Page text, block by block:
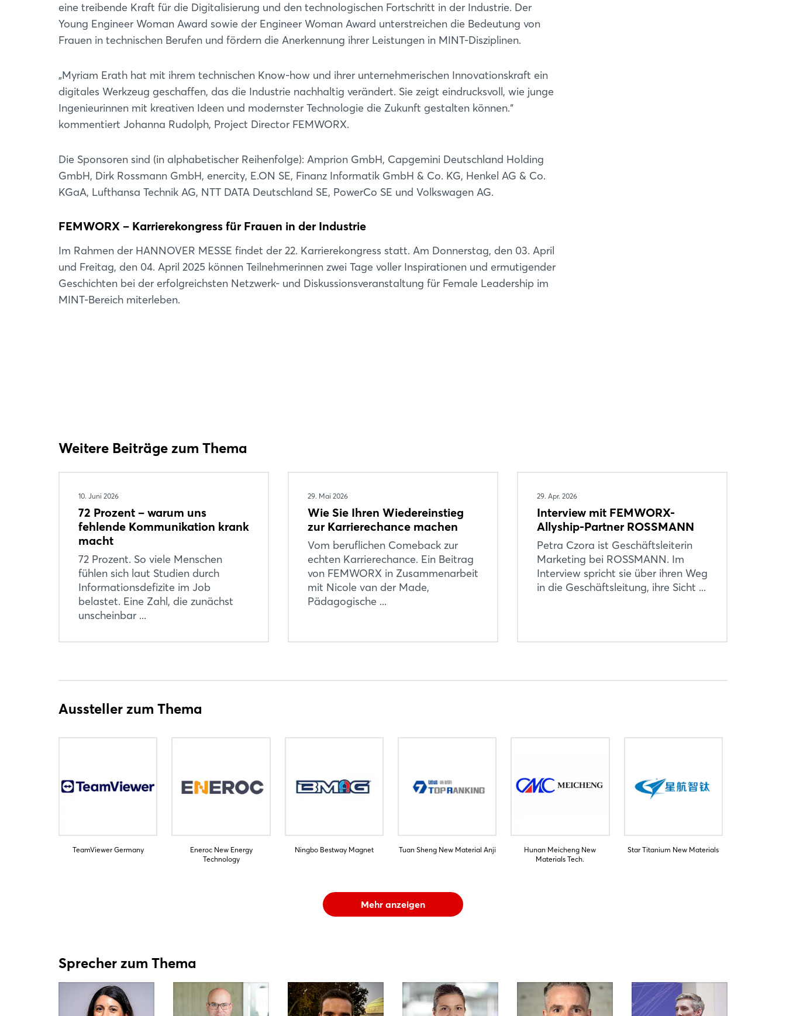
eine treibende Kraft für die Digitalisierung und den technologischen Fortschritt in der Industrie. Der
Young Engineer Woman Award sowie der Engineer Woman Award unterstreichen die Bedeutung von
Frauen in technischen Berufen und fördern die Anerkennung ihrer Leistungen in MINT-Disziplinen.
„Myriam Erath hat mit ihrem technischen Know-how und ihrer unternehmerischen Innovationskraft ein
digitales Werkzeug geschaffen, das die Industrie nachhaltig verändert. Sie zeigt eindrucksvoll, wie junge
Ingenieurinnen mit kreativen Ideen und modernster Technologie die Zukunft gestalten können.“
kommentiert Johanna Rudolph, Project Director FEMWORX.
Die Sponsoren sind (in alphabetischer Reihenfolge): Amprion GmbH, Capgemini Deutschland Holding
GmbH, Dirk Rossmann GmbH, enercity, E.ON SE, Finanz Informatik GmbH & Co. KG, Henkel AG & Co.
KGaA, Lufthansa Technik AG, NTT DATA Deutschland SE, PowerCo SE und Volkswagen AG.
FEMWORX – Karrierekongress für Frauen in der Industrie
Im Rahmen der HANNOVER MESSE findet der 22. Karrierekongress statt. Am Donnerstag, den 03. April
und Freitag, den 04. April 2025 können Teilnehmerinnen zwei Tage voller Inspirationen und ermutigender
Geschichten bei der erfolgreichsten Netzwerk- und Diskussionsveranstaltung für Female Leadership im
MINT-Bereich miterleben.
Weitere Beiträge zum Thema
10. Juni 2026
72 Prozent – warum uns
fehlende Kommunikation krank
macht
72 Prozent. So viele Menschen
fühlen sich laut Studien durch
Informationsdefizite im Job
belastet. Eine Zahl, die zunächst
unscheinbar ...
29. Mai 2026
Wie Sie Ihren Wiedereinstieg
zur Karrierechance machen
Vom beruflichen Comeback zur
echten Karrierechance. Ein Beitrag
von FEMWORX in Zusammenarbeit
mit Nicole van der Made,
Pädagogische ...
29. Apr. 2026
Interview mit FEMWORX-
Allyship-Partner ROSSMANN
Petra Czora ist Geschäftsleiterin
Marketing bei ROSSMANN. Im
Interview spricht sie über ihren Weg
in die Geschäftsleitung, ihre Sicht ...
Aussteller zum Thema
TeamViewer Germany
Eneroc New Energy
Technology
Ningbo Bestway Magnet Tuan Sheng New Material Anji
Hunan Meicheng New
Materials Tech.
Star Titanium New Materials
Mehr anzeigen
Sprecher zum Thema
Login
Passwort vergessen?
Noch nicht angemeldet?